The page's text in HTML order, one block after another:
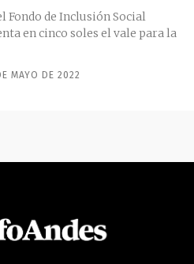
Fondo de Inclusión Social
en cinco soles el vale para la
MAYO DE 2022